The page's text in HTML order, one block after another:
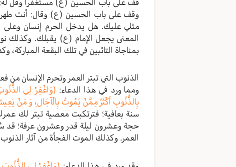
وقف على باب الحسين (ع) وقال: أنت
مثلي عليك. هل يدخل الحرم إنسان وعلى
المعنى يجعل الإمام (ع) يقبلك. وكذلك
بمناجاة التائبين في تلك البقعة
الذنوب التي تبتر العمر وتحرم الإنسان من
ومما ورد في هذا الدعاء: (وَاغْفِرْ لِي
بِالذُّنُوبِ أَكْثَرُ مِمَّنْ يَمُوتُ بِالْآجَالِ، وَ مَنْ
سنة بعافية؛ فترتكبت معصية تبتر لك
حجة وعشرون ليلة قدر وعشرون عرفة؛ قد
العمر. وكذلك الموت الفجأة من آثار